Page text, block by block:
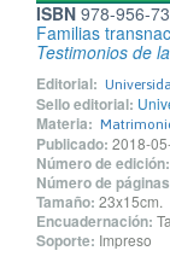
ISBN 978-956-
Familias
Testimonios de
Editorial:
Sello editorial:
Materia:
Publicado: 2018-
Número de edición:
Número de
Tamaño: 23x15cm.
Encuadernación:
Soporte: Impreso